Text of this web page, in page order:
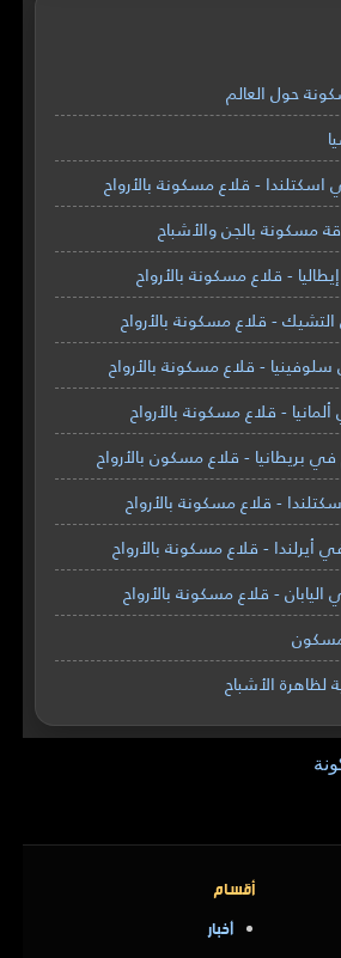
حول العالم
- قلاع مسكونة بالأرواح
مسكونة بالجن والأشباح
- قلاع مسكونة بالأرواح
- قلاع مسكونة بالأرواح
- قلاع مسكونة بالأرواح
- قلاع مسكونة بالأرواح
بريطانيا - قلاع مسكون بالأرواح
- قلاع مسكونة بالأرواح
- قلاع مسكونة بالأرواح
- قلاع مسكونة بالأرواح
لظاهرة الأشباح
أقسام
أخبار